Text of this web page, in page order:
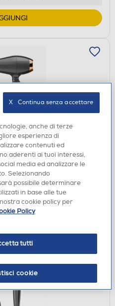
6719DE-
verifica
anche di terze
esperienza di
contenuti ed
aderenti ai tuoi interessi,
media ed analizzare le
Selezionando
possibile determinare
in base alle tue
cookie policy per
Policy
tutti
cookie
X   Continua senza accettare